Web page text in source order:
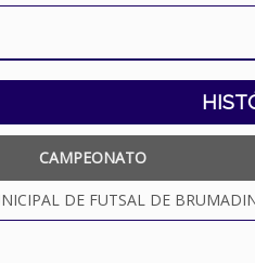
CAMPEONATO
DE FUTSAL DE